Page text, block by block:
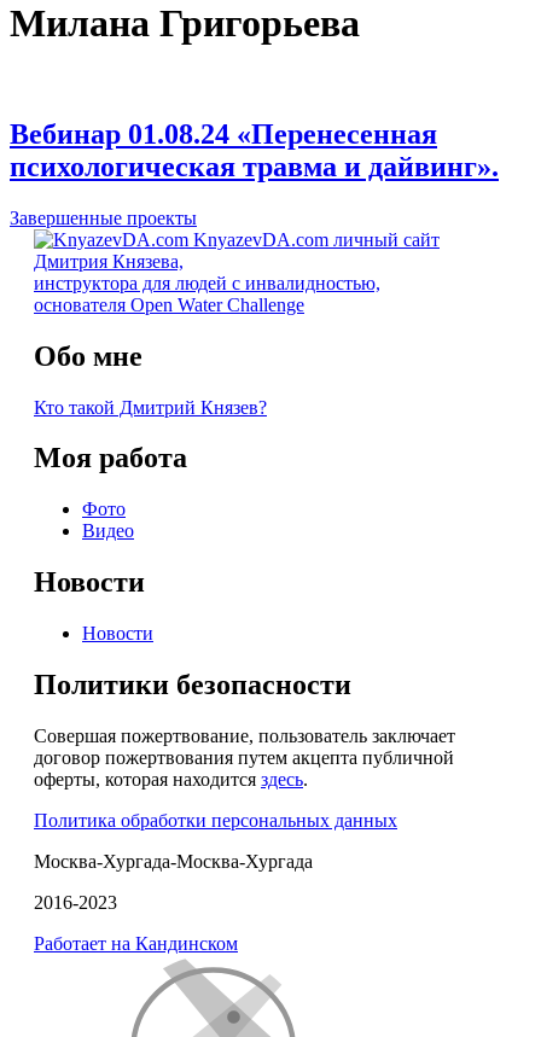
Милана Григорьева
Вебинар 01.08.24 «Перенесенная
психологическая травма и дайвинг».
Завершенные проекты
KnyazevDA.com личный сайт
Дмитрия Князева,
инструктора для людей с инвалидностью,
основателя Open Water Challenge
Обо мне
Кто такой Дмитрий Князев?
Моя работа
Фото
Видео
Новости
Новости
Политики безопасности
Совершая пожертвование, пользователь заключает
договор пожертвования путем акцепта публичной
оферты, которая находится здесь.
Политика обработки персональных данных
Москва-Хургада-Москва-Хургада
2016-2023
Работает на Кандинском